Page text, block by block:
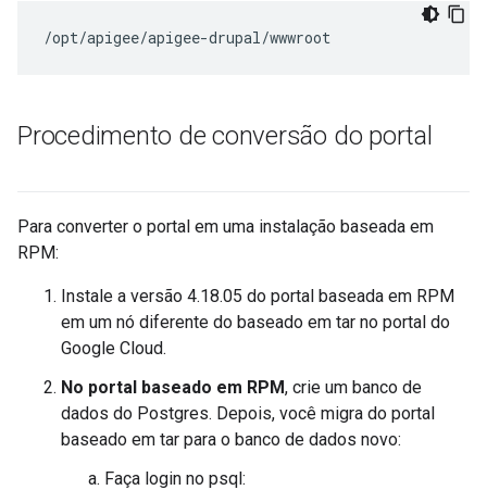
/opt/apigee/apigee-drupal/wwwroot
Procedimento de conversão do portal
Para converter o portal em uma instalação baseada em
RPM:
Instale a versão 4.18.05 do portal baseada em RPM
em um nó diferente do baseado em tar no portal do
Google Cloud.
No portal baseado em RPM, crie um banco de
dados do Postgres. Depois, você migra do portal
baseado em tar para o banco de dados novo:
Faça login no psql: